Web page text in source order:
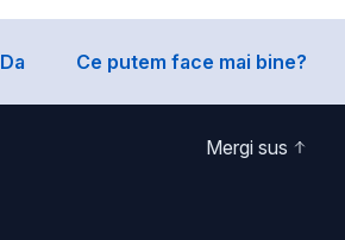
Da Ce putem face mai bine?
Mergi sus